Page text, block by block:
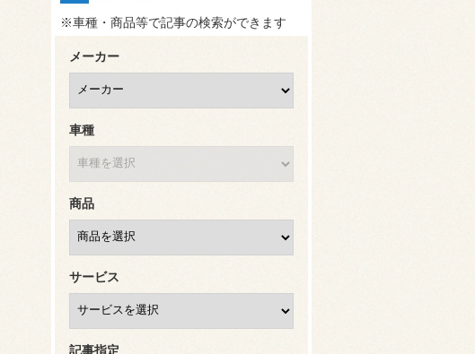
※車種・商品等で記事の検索ができます
メーカー
車種
商品
サービス
記事指定